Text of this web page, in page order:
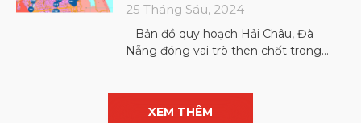
25 Tháng Sáu, 2024
Bản đồ quy hoạch Hải Châu, Đà
Nẵng đóng vai trò then chốt trong
XEM THÊM